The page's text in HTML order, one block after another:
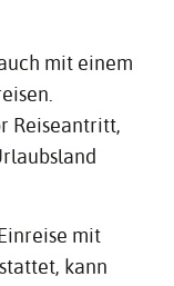
mit einem
Reiseantritt,
mit
kann